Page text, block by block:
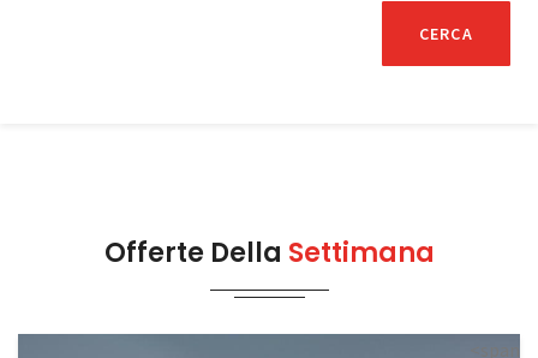
Offerte Della Settimana